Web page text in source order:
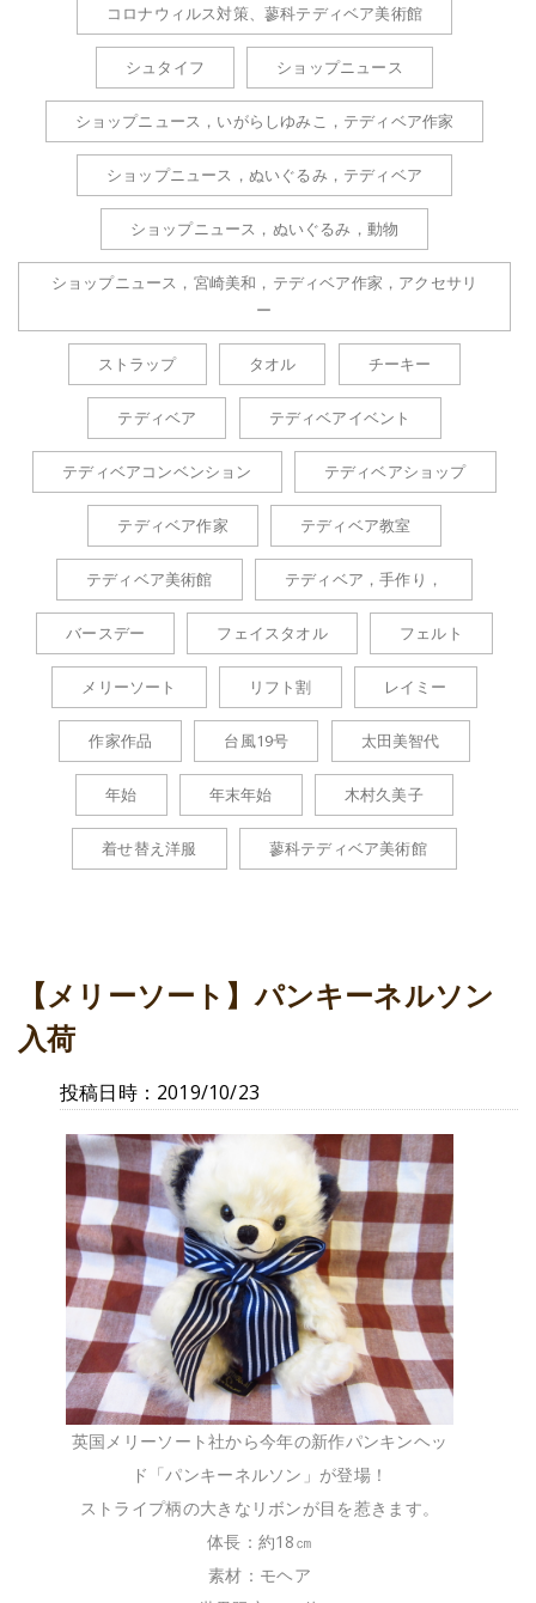
コロナウィルス対策、蓼科テディベア美術館
シュタイフ ショップニュース
ショップニュース，いがらしゆみこ，テディベア作家
ショップニュース，ぬいぐるみ，テディベア
ショップニュース，ぬいぐるみ，動物
ショップニュース，宮崎美和，テディベア作家，アクセサリ
ー
ストラップ タオル チーキー
テディベア テディベアイベント
テディベアコンベンション テディベアショップ
テディベア作家 テディベア教室
テディベア美術館 テディベア，手作り，
バースデー フェイスタオル フェルト
メリーソート リフト割 レイミー
作家作品 台風19号 太田美智代
年始 年末年始 木村久美子
着せ替え洋服 蓼科テディベア美術館
【メリーソート】パンキーネルソン
入荷
投稿日時：2019/10/23
英国メリーソート社から今年の新作パンキンヘッ
ド「パンキーネルソン」が登場！
ストライプ柄の大きなリボンが目を惹きます。
体長：約18㎝
素材：モヘア